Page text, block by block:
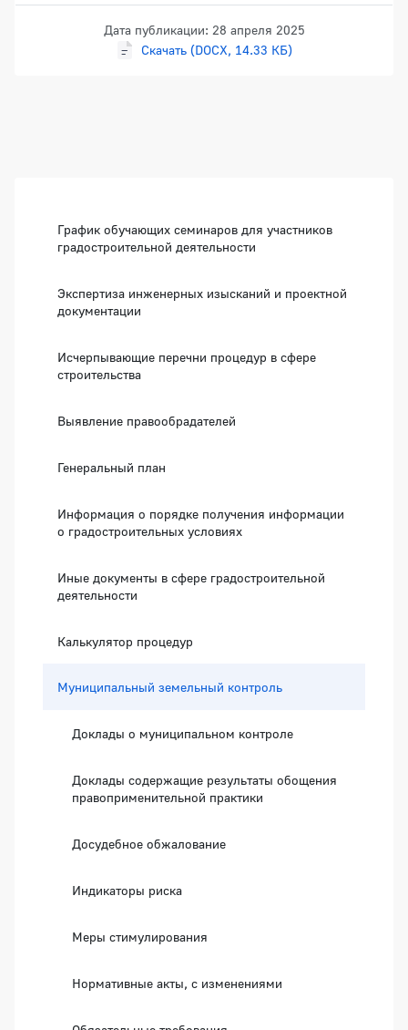
Дата публикации: 28 апреля 2025
Скачать (DOCX, 14.33 КБ)
График обучающих семинаров для участников
градостроительной деятельности
Экспертиза инженерных изысканий и проектной
документации
Исчерпывающие перечни процедур в сфере
строительства
Выявление правообрадателей
Генеральный план
Информация о порядке получения информации
о градостроительных условиях
Иные документы в сфере градостроительной
деятельности
Калькулятор процедур
Муниципальный земельный контроль
Доклады о муниципальном контроле
Доклады содержащие результаты обощения
правоприменительной практики
Досудебное обжалование
Индикаторы риска
Меры стимулирования
Нормативные акты, с изменениями